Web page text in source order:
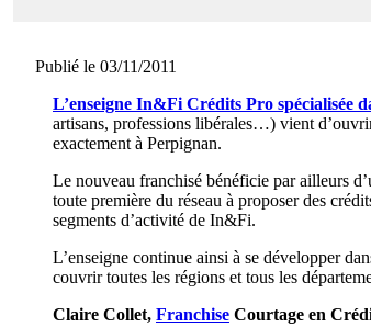
Publié le 03/11/2011
L’enseigne In&Fi Crédits Pro spécialisée
artisans, professions libérales…) vient
exactement à Perpignan.
Le nouveau franchisé bénéficie par ailleurs
toute première du réseau à proposer des
segments d’activité de In&Fi.
L’enseigne continue ainsi à se développer
couvrir toutes les régions et tous les
Claire Collet, Franchise Courtage en